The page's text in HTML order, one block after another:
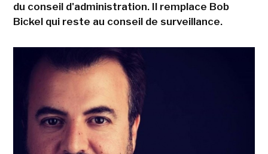
du conseil d'administration. Il remplace Bob
Bickel qui reste au conseil de surveillance.